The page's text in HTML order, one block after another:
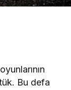
Bu defa